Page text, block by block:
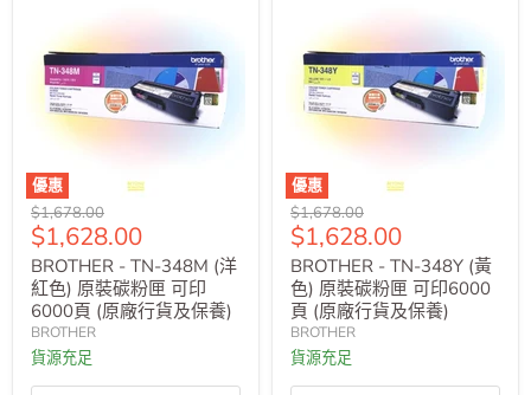
優惠
原
價
$1,678.00
售
價
$1,628.00
BROTHER - TN-348M (洋
紅色) 原裝碳粉匣 可印
6000頁 (原廠行貨及保養)
BROTHER
貨源充足
優惠
原
價
$1,678.00
售
價
$1,628.00
BROTHER - TN-348Y (黃
色) 原裝碳粉匣 可印6000
頁 (原廠行貨及保養)
BROTHER
貨源充足